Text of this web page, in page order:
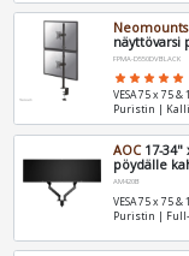
Neomounts
näyttövarsi
FPMA-D550DVBLACK
star star star star star
VESA 75 x 75
Puristin |
AOC17-34"
pöydälle
AM420B
VESA 75 x 75
Puristin |